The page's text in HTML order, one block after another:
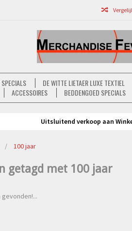
DE WITTE LIETAER LUXE TEXTIEL
ACCESSOIRES
BEDDENGOED SPECIALS
Uitsluitend verkoop aan
/ 100 jaar
getagd met 100 jaar